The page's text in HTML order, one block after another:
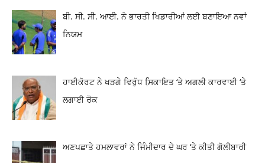
ਬੀ. ਸੀ. ਸੀ. ਆਈ. ਨੇ ਭਾਰਤੀ ਖਿਡਾਰੀਆਂ ਲਈ ਬਣਾਇਆ ਨਵਾਂ
ਨਿਯਮ
ਹਾਈਕੋਰਟ ਨੇ ਖੜਗੇ ਵਿਰੁੱਧ ਸਿ਼ਕਾਇਤ ‘ਤੇ ਅਗਲੀ ਕਾਰਵਾਈ ‘ਤੇ
ਲਗਾਈ ਰੋਕ
ਅਣਪਛਾਤੇ ਹਮਲਾਵਰਾਂ ਨੇ ਜਿੰਮੀਦਾਰ ਦੇ ਘਰ ‘ਤੇ ਕੀਤੀ ਗੋਲੀਬਾਰੀ